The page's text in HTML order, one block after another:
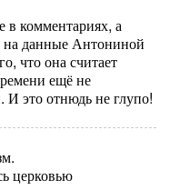
в комментариях, а
на данные Антониной
что она считает
ещё не
это отнюдь не глупо!
церковью